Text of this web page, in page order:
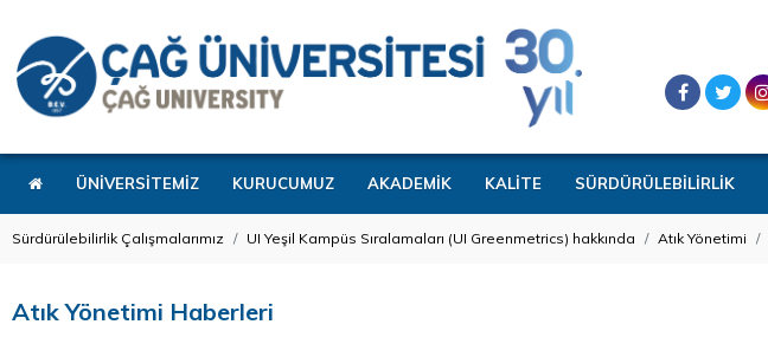
ÜNİVERSİTEMİZ KURUCUMUZ AKADEMİK KALİTE SÜRDÜRÜLEBİLİRLİK
Sürdürülebilirlik Çalışmalarımız UI Yeşil Kampüs Sıralamaları (UI Greenmetrics) hakkında Atık Yönetimi
Atık Yönetimi Haberleri